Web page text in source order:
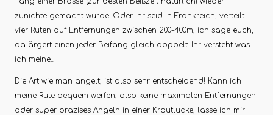
zunichte gemacht wurde. Oder ihr seid in Frankreich, verteilt
vier Ruten auf Entfernungen zwischen 200-400m, ich sage euch,
da ärgert einen jeder Beifang gleich doppelt. Ihr versteht was
ich meine...
Die Art wie man angelt, ist also sehr entscheidend! Kann ich
meine Rute bequem werfen, also keine maximalen Entfernungen
oder super präzises Angeln in einer Krautlücke, lasse ich mir